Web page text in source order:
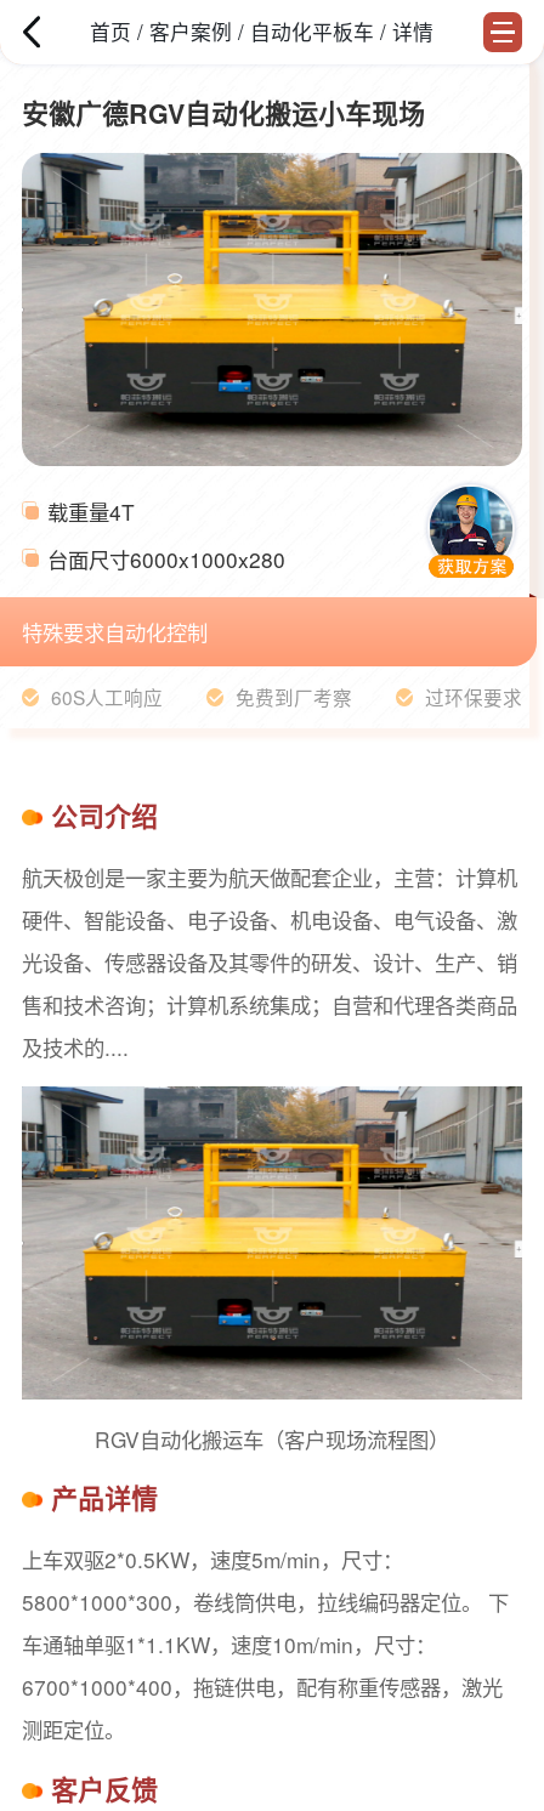
首页 / 客户案例 / 自动化平板车 / 详情
安徽广德RGV自动化搬运小车现场
载重量4T
台面尺寸6000x1000x280
特殊要求自动化控制
60S人工响应 免费到厂考察 过环保要求
公司介绍
航天极创是一家主要为航天做配套企业，主营：计算机
硬件、智能设备、电子设备、机电设备、电气设备、激
光设备、传感器设备及其零件的研发、设计、生产、销
售和技术咨询；计算机系统集成；自营和代理各类商品
及技术的....
RGV自动化搬运车（客户现场流程图）
产品详情
上车双驱2*0.5KW，速度5m/min，尺寸：
5800*1000*300，卷线筒供电，拉线编码器定位。 下
车通轴单驱1*1.1KW，速度10m/min，尺寸：
6700*1000*400，拖链供电，配有称重传感器，激光
测距定位。
客户反馈